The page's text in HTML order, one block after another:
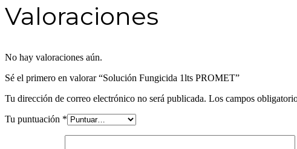
Valoraciones
No hay valoraciones aún.
Sé el primero en valorar “Solución Fungicida 1lts PROMET”
Tu dirección de correo electrónico no será publicada. Los campos
Tu puntuación *